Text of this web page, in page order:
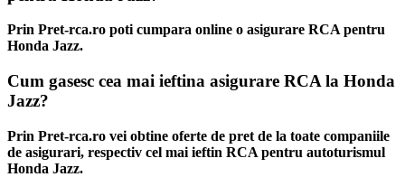
Prin Pret-rca.ro poti cumpara online o asigurare RCA pentru
Honda Jazz.
Cum gasesc cea mai ieftina asigurare RCA la Honda
Jazz?
Prin Pret-rca.ro vei obtine oferte de pret de la toate companiile
de asigurari, respectiv cel mai ieftin RCA pentru autoturismul
Honda Jazz.